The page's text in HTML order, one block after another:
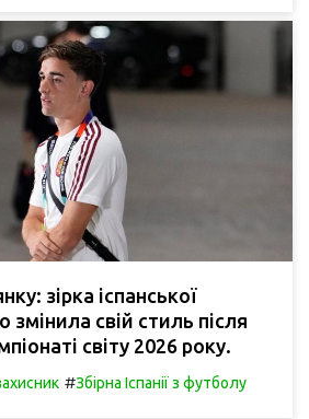
зірка іспанської
змінила свій стиль після
світу 2026 року.
#Збірна Іспанії з футболу